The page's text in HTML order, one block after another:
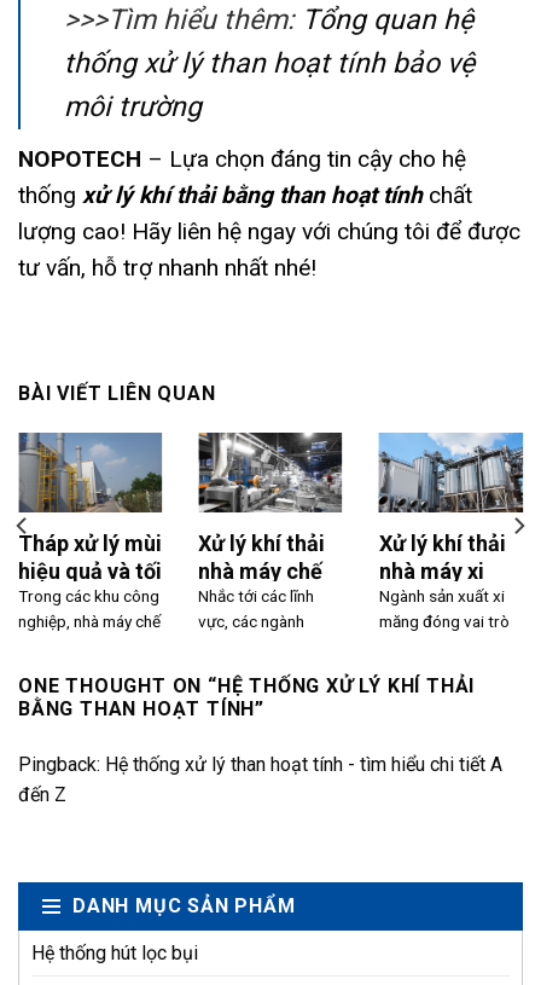
DANH MỤC SẢN PHẨM
Hệ thống hút lọc bụi
>>>Tìm hiểu thêm: Tổng quan hệ
thống xử lý than hoạt tính bảo vệ
môi trường
NOPOTECH – Lựa chọn đáng tin cậy cho hệ
thống xử lý khí thải bằng than hoạt tínhchất
lượng cao! Hãy liên hệ ngay với chúng tôi để được
tư vấn, hỗ trợ nhanh nhất nhé!
BÀI VIẾT LIÊN QUAN
Tháp xử lý mùi
hiệu quả và tối
ưu chi phí
Trong các khu công
nghiệp, nhà máy chế
Xử lý khí thải
nhà máy chế
biến nhựa cao
su
Nhắc tới các lĩnh
vực, các ngành
nhiều khí thải nhất
hiện...
Xử lý khí thải
nhà máy xi
măng hiệu
quả và tối ưu
Ngành sản xuất xi
măng đóng vai trò
phát triển hạ tầng...
ONE THOUGHT ON “HỆ THỐNG XỬ LÝ KHÍ THẢI
BẰNG THAN HOẠT TÍNH”
Pingback: Hệ thống xử lý than hoạt tính - tìm hiểu chi tiết A
đến Z